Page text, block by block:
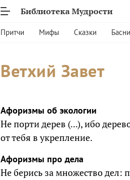
Библиотека Мудрости
Притчи Мифы Сказки Басни
Ветхий Завет
Афоризмы об экологии
Не порти дерев (...), ибо
от тебя в укрепление.
Афоризмы про дела
Не берись за множество дел: